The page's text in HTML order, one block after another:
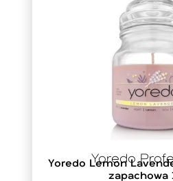
Yoredo
Yoredo Lemon
zapachowa